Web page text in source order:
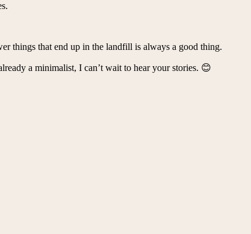
things that end up in the landfill is always a good thing.
a minimalist, I can’t wait to hear your stories. 😊